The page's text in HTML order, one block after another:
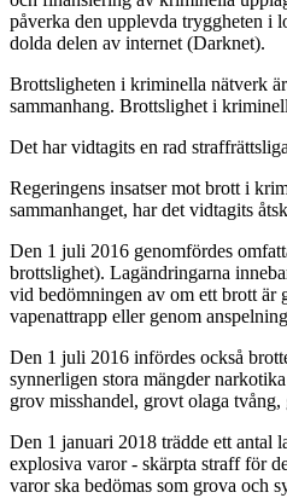
påverka den upplevda tryggheten i
dolda delen av internet (Darknet).
Brottsligheten i kriminella nätverk
sammanhang. Brottslighet i
Det har vidtagits en rad
Regeringens insatser mot brott i
sammanhanget, har det vidtagits
Den 1 juli 2016 genomfördes
brottslighet). Lagändringarna
vid bedömningen av om ett brott är
vapenattrapp eller genom
Den 1 juli 2016 infördes också
synnerligen stora mängder
grov misshandel, grovt olaga
Den 1 januari 2018 trädde ett antal
explosiva varor - skärpta straff för
varor ska bedömas som grova och